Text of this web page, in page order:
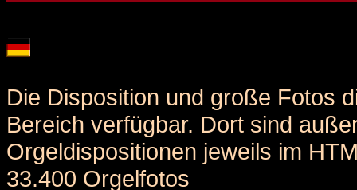
Die Disposition und große Fotos
Bereich verfügbar. Dort sind
Orgeldispositionen jeweils im
33.400 Orgelfotos